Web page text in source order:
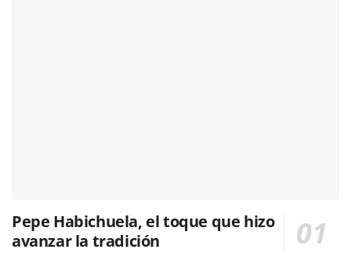
Pepe Habichuela, el toque que hizo
avanzar la tradición